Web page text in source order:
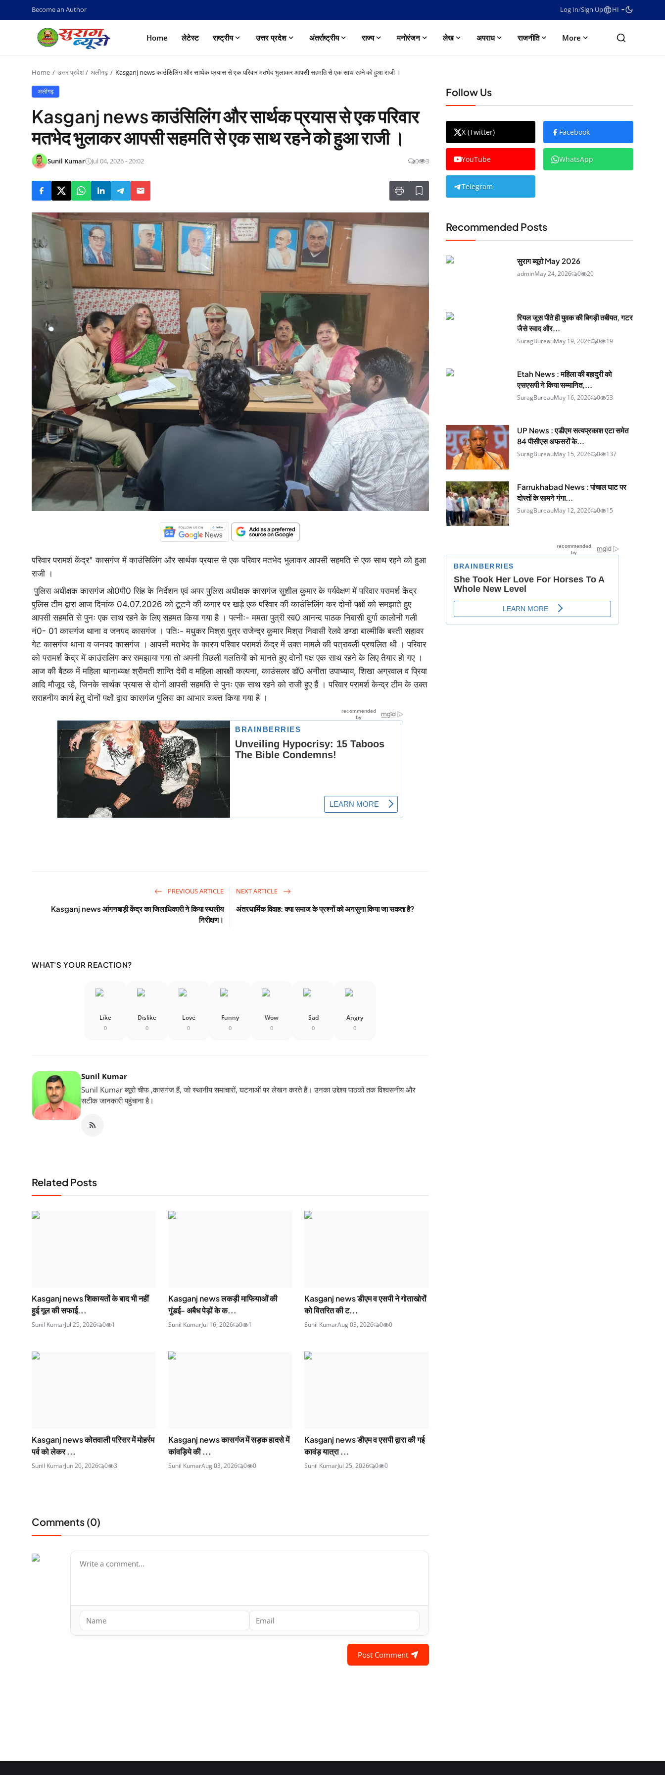
Become an Author Log In/Sign Up HI
Home लेटेस्ट राष्ट्रीय उत्तर प्रदेश अंतर्राष्ट्रीय राज्य मनोरंजन लेख अपराध राजनीति More
Home उत्तर प्रदेश अलीगढ़ Kasganj news काउंसिलिंग और सार्थक प्रयास से एक परिवार मतभेद भुलाकर आपसी सहमति से एक साथ रहने को हुआ राजी ।
अलीगढ़
Kasganj news काउंसिलिंग और सार्थक प्रयास से एक परिवार
मतभेद भुलाकर आपसी सहमति से एक साथ रहने को हुआ राजी ।
Sunil Kumar Jul 04, 2026 - 20:02 0 3
परिवार परामर्श केंद्र" कासगंज में काउंसिलिंग और सार्थक प्रयास से एक परिवार मतभेद भुलाकर आपसी सहमति से एक साथ रहने को हुआ
राजी ।
पुलिस अधीक्षक कासगंज ओ0पी0 सिंह के निर्देशन एवं अपर पुलिस अधीक्षक कासगंज सुशील कुमार के पर्यवेक्षण में परिवार परामर्श केंद्र
पुलिस टीम द्वारा आज दिनांक 04.07.2026 को टूटने की कगार पर खड़े एक परिवार की काउंसिलिंग कर दोनों पक्षों को समझाते हुए
आपसी सहमति से पुनः एक साथ रहने के लिए सहमत किया गया है । पत्नीः- ममता पुत्री स्व0 आनन्द पाठक निवासी दुर्गा कालोनी गली
नं0- 01 कासगंज थाना व जनपद कासगंज । पतिः- मधुकर मिश्रा पुत्र राजेन्द्र कुमार मिश्रा निवासी रेलवे डण्डा बाल्मीकि बस्ती सहावर
गेट कासगंज थाना व जनपद कासगंज । आपसी मतभेद के कारण परिवार परामर्श केंद्र में उक्त मामले की पत्रावली प्रचलित थी । परिवार
को परामर्श केंद्र में काउंसलिंग कर समझाया गया तो अपनी पिछली गलतियों को मानते हुए दोनों पक्ष एक साथ रहने के लिए तैयार हो गए ।
आज की बैठक में महिला थानाध्यक्ष श्रीमती शान्ति देवी व महिला आरक्षी कल्पना, काउंसलर डॉ0 अनीता उपाध्याय, शिखा अग्रवाल व प्रिया
आदि मौजूद रहे, जिनके सार्थक प्रयास से दोनों आपसी सहमति से पुनः एक साथ रहने को राजी हुए हैं । परिवार परामर्श केन्द्र टीम के उक्त
सराहनीय कार्य हेतु दोनों पक्षों द्वारा कासगंज पुलिस का आभार व्यक्त किया गया है ।
PREVIOUS ARTICLE
Kasganj news आंगनबाड़ी केंद्र का जिलाधिकारी ने किया स्थलीय
निरीक्षण।
NEXT ARTICLE
अंतरधार्मिक विवाह: क्या समाज के प्रश्नों को अनसुना किया जा सकता है?
WHAT'S YOUR REACTION?
Like
0
Dislike
0
Love
0
Funny
0
Wow
0
Sad
0
Angry
0
Sunil Kumar
Sunil Kumar ब्यूरो चीफ ,कासगंज हैं, जो स्थानीय समाचारों, घटनाओं पर लेखन करते हैं। उनका उद्देश्य पाठकों तक विश्वसनीय और
सटीक जानकारी पहुंचाना है।
Related Posts
Kasganj news शिकायतों के बाद भी नहीं
हुई गूल की सफाई...
Sunil KumarJul 25, 2026 0 1
Kasganj news लकड़ी माफियाओं की
गुंडई- अबैध पेड़ों के क...
Sunil KumarJul 16, 2026 0 1
Kasganj news डीएम व एसपी ने गोताखोरों
को वितरित की ट...
Sunil KumarAug 03, 2026 0 0
Kasganj news कोतवाली परिसर में मोहर्रम
पर्व को लेकर ...
Sunil KumarJun 20, 2026 0 3
Kasganj news कासगंज में सड़क हादसे में
कांवड़िये की ...
Sunil KumarAug 03, 2026 0 0
Kasganj news डीएम व एसपी द्वारा की गई
कावंड़ यात्रा ...
Sunil KumarJul 25, 2026 0 0
Comments (0)
Post Comment
Follow Us
X (Twitter) Facebook
YouTube WhatsApp
Telegram
Recommended Posts
सुराग ब्यूरो May 2026
adminMay 24, 2026 0 20
रियल जूस पीते ही युवक की बिगड़ी तबीयत, गटर
जैसे स्वाद और...
SuragBureauMay 19, 2026 0 19
Etah News : महिला की बहादुरी को
एसएसपी ने किया सम्मानित,...
SuragBureauMay 16, 2026 0 53
UP News : एडीएम सत्यप्रकाश एटा समेत
84 पीसीएस अफसरों के...
SuragBureauMay 15, 2026 0 137
Farrukhabad News : पांचाल घाट पर
दोस्तों के सामने गंगा...
SuragBureauMay 12, 2026 0 15